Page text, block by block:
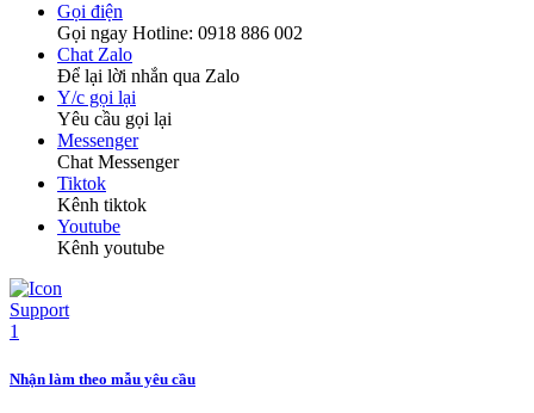
Gọi điện
Gọi ngay Hotline: 0918 886 002
Chat Zalo
Để lại lời nhắn qua Zalo
Y/c gọi lại
Yêu cầu gọi lại
Messenger
Chat Messenger
Tiktok
Kênh tiktok
Youtube
Kênh youtube
Nhận làm theo mẫu yêu cầu